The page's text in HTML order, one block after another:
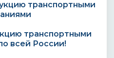
транспортными
всей России!